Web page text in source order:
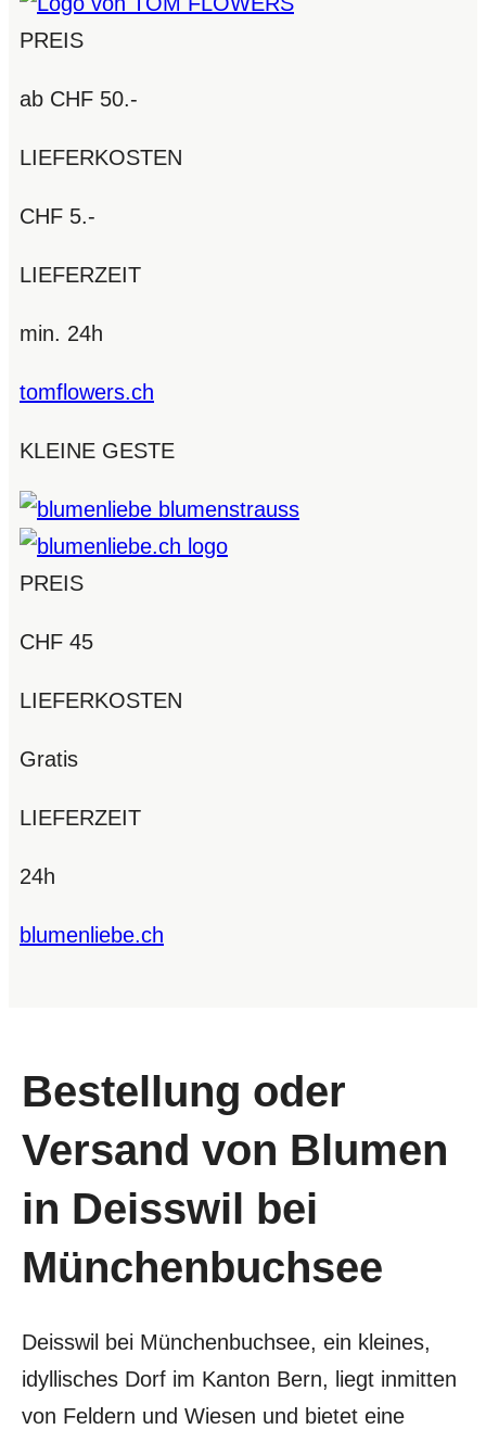
PREIS
ab CHF 50.-
LIEFERKOSTEN
CHF 5.-
LIEFERZEIT
min. 24h
tomflowers.ch
KLEINE GESTE
PREIS
CHF 45
LIEFERKOSTEN
Gratis
LIEFERZEIT
24h
blumenliebe.ch
Bestellung oder
Versand von Blumen
in Deisswil bei
Münchenbuchsee
Deisswil bei Münchenbuchsee, ein kleines,
idyllisches Dorf im Kanton Bern, liegt inmitten
von Feldern und Wiesen und bietet eine